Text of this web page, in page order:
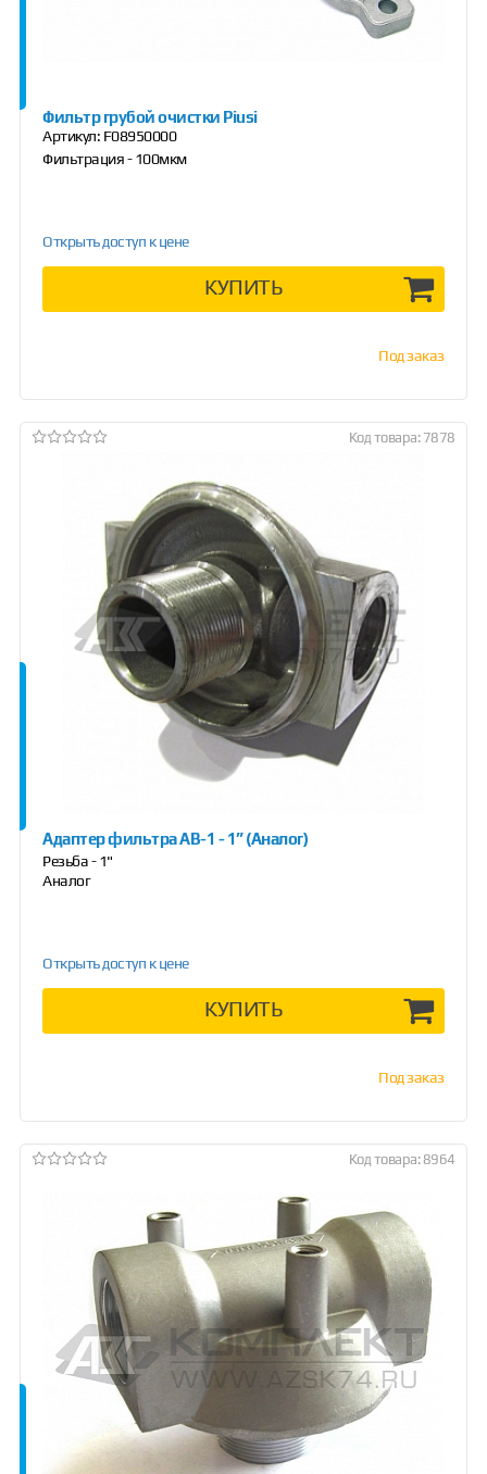
Фильтр грубой очистки Piusi
Артикул: F08950000
Фильтрация - 100мкм
Открыть доступ к цене
КУПИТЬ
Под заказ
Код товара: 7878
Адаптер фильтра АВ-1 - 1” (Аналог)
Резьба - 1"
Аналог
Открыть доступ к цене
КУПИТЬ
Под заказ
Код товара: 8964